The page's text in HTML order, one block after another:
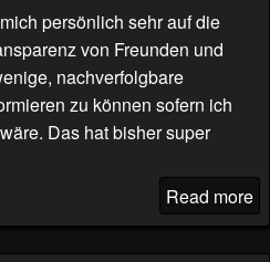
persönlich sehr auf die
von Freunden und
nachverfolgbare
zu können sofern ich
Das hat bisher super
Read more